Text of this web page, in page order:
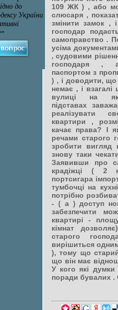
109 ЖК ) , або
слюсаря ,
змінити замок ,
господар
самоправство .
усіма
, судовими
господаря ,
паспортом з
) , і доводити, що
немає , і взагалі
вулиці на
підставах
реалізувати
квартири ,
качає права? І
речами старого
зробити
знову таки
Заявивши про
крадіжці ( 2
портсигара
тумбочці на
потрібно
- ( а ) доступ
забезпечити
квартирі -
кімнат
старого
вирішиться
), тому що
що він має
У кого які
поради бувалих .